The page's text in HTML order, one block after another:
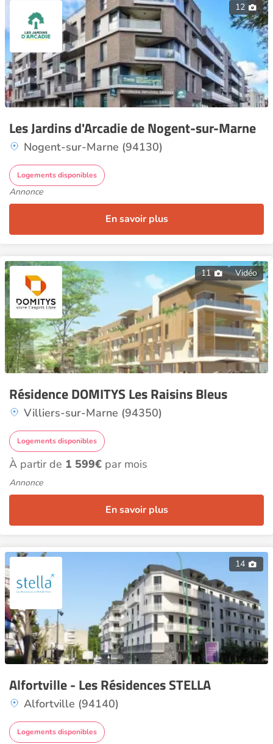
12
Les Jardins d'Arcadie de Nogent-sur-Marne
Nogent-sur-Marne (94130)
Logements disponibles
Annonce
En savoir plus
11 Vidéo
Résidence DOMITYS Les Raisins Bleus
Villiers-sur-Marne (94350)
Logements disponibles
À partir de 1 599€ par mois
Annonce
En savoir plus
14
Alfortville - Les Résidences STELLA
Alfortville (94140)
Logements disponibles